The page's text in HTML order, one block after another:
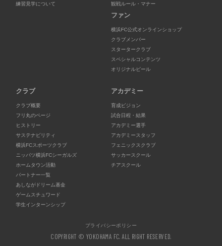
練習見学について
観戦ルール・マナー
ファン
横浜FC公式オンラインショップ
クラブメンバー
スタータークラブ
スペシャルコンテンツ
オリジナルビール
クラブ
クラブ概要
フリ丸のページ
ヒストリー
サステナビリティ
横浜FCスポーツクラブ
ニッパツ横浜FCシーガルズ
ホームタウン活動
パートナー一覧
あしながドリーム基金
ゲームスチュワード
学生インターンシップ
アカデミー
育成ビジョン
試合日程・結果
アカデミー選手
アカデミースタッフ
フェニックスクラブ
サッカースクール
チアスクール
プライバシーポリシー
COPYRIGHT © YOKOHAMA FC. ALL RIGHT RESERVED.